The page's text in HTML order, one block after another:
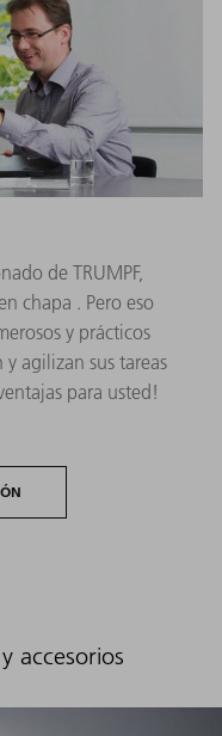
de TRUMPF,
chapa . Pero eso
y prácticos
agilizan sus tareas
para usted!
accesorios